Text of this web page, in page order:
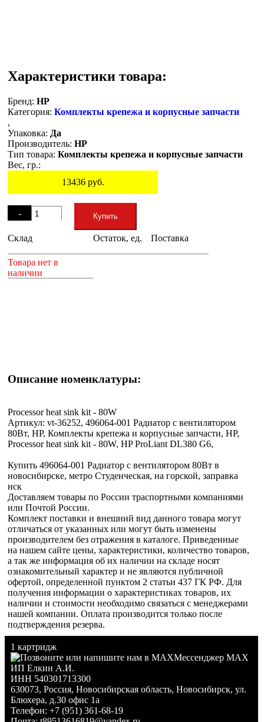
Характеристики товара:
Бренд: HP
Категория: Комплекты крепежа и корпусные запчасти
,
Упаковка: Да
Производитель: HP
Тип товара: Комплекты крепежа и корпусные запчасти
Вес, гр.:
13436руб.
-
+
Купить
Склад Остаток, ед. Поставка
Товара нет в
наличии
Описание номенклатуры:
Processor heat sink kit - 80W
Артикул: vt-36252, 496064-001 Радиатор с вентилятором
80Вт, HP, Комплекты крепежа и корпусные запчасти, HP,
Processor heat sink kit - 80W, HP ProLiant DL380 G6,
Купить 496064-001 Радиатор с вентилятором 80Вт в
новосибирске, метро Студенческая, на горской, заправка
нск
Доставляем товары по России траспортными компаниями
или Почтой России.
Комплект поставки и внешний вид данного товара могут
отличаться от указанных или могут быть изменены
производителем без отражения в каталоге. Приведенные
на нашем сайте цены, характеристики, количество товаров,
а так же информация об их наличии на складе носят
ознакомительный характер и не являются публичной
офертой, определенной пунктом 2 статьи 437 ГК РФ. Для
получения информации о характеристиках товаров, их
наличии и стоимости необходимо связаться с менеджерами
нашей компании. Оплата производится только после
подтверждения резерва.
1 картридж
Мессенджер MAX
ИП Елкин А.И.
ИНН 540301713300
630073, Россия, Новосибирская область, Новосибирск, ул.
Блюхера, д.30 офис 1а
Телефон: +7 (951) 361-68-19